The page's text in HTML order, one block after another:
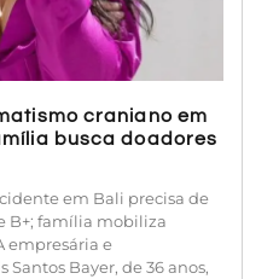
craniano em
busca doadores
em Bali precisa de
B+; família mobiliza
empresária e
Bayer, de 36 anos,